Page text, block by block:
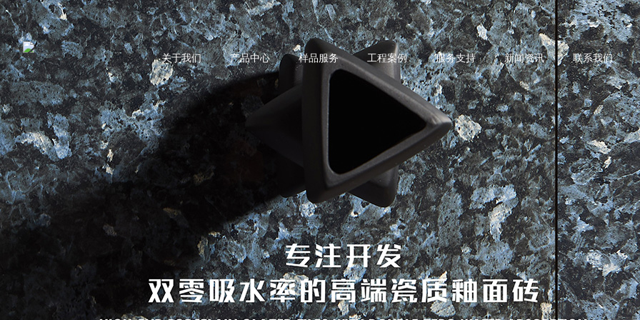
关于我们 产品中心 样品服务 工程案例 服务支持 新闻资讯 联系我们